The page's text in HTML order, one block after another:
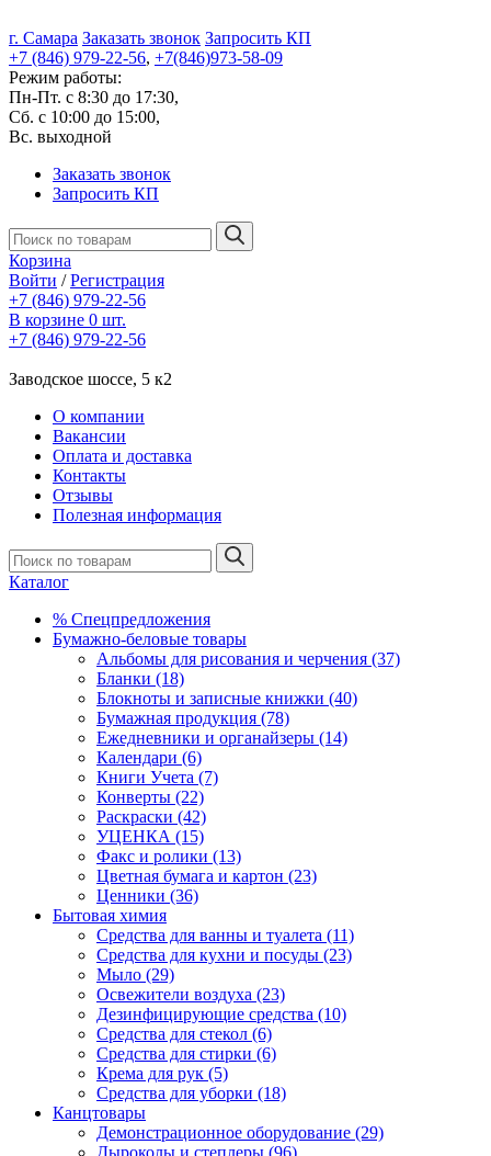
г. Самара Заказать звонок Запросить КП
+7 (846) 979-22-56, +7(846)973-58-09
Режим работы:
Пн-Пт. с 8:30 до 17:30,
Сб. с 10:00 до 15:00,
Вс. выходной
Заказать звонок
Запросить КП
Корзина
Войти /Регистрация
+7 (846) 979-22-56
В корзине 0 шт.
+7 (846) 979-22-56
Заводское шоссе, 5 к2
О компании
Вакансии
Оплата и доставка
Контакты
Отзывы
Полезная информация
Каталог
% Спецпредложения
Бумажно-беловые товары
Альбомы для рисования и черчения (37)
Бланки (18)
Блокноты и записные книжки (40)
Бумажная продукция (78)
Ежедневники и органайзеры (14)
Календари (6)
Книги Учета (7)
Конверты (22)
Раскраски (42)
УЦЕНКА (15)
Факс и ролики (13)
Цветная бумага и картон (23)
Ценники (36)
Бытовая химия
Средства для ванны и туалета (11)
Средства для кухни и посуды (23)
Мыло (29)
Освежители воздуха (23)
Дезинфицирующие средства (10)
Средства для стекол (6)
Средства для стирки (6)
Крема для рук (5)
Средства для уборки (18)
Канцтовары
Демонстрационное оборудование (29)
Дыроколы и степлеры (96)